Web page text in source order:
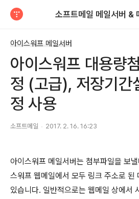
소프트메일 메일서버 &
아이스워프 메일서버
아이스워프 대용량
정 (고급), 저장기간
정 사용
소프트메일 2017. 2. 16. 16:23
아이스워프 메일서버는 첨부파일을 보
스워프 웹메일에서 모두 링크 주소로 된
있습니다. 일반적으로는 웹메일 상에서